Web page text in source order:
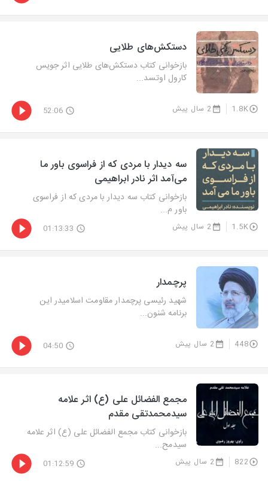
دستكش‌های طلایی
بازخوانی كتاب دستكش‌های طلایی اثر جویس
كارول اوتسد...
1.8K 2 سال پیش 52:06
سه دیدار با مردی كه از فراسوی باور ما
می‌آمد اثر نادر ابراهیمی
بازخوانی كتاب سه دیدار با مردی كه از فراسوی
باور م...
1.5K 2 سال پیش 01:13:33
پرچمدار
شهید رئیسی پرچمدار مقاومت اسلامیدر این
برنامه شنون...
448 2 سال پیش 04:50
مجمع الفضائل علی (ع) اثر علامه
سیدمحمدتقی مقدم
بازخوانی كتاب مجمع الفضائل علی (ع) اثر علامه
سیدمح...
822 2 سال پیش 01:12:59